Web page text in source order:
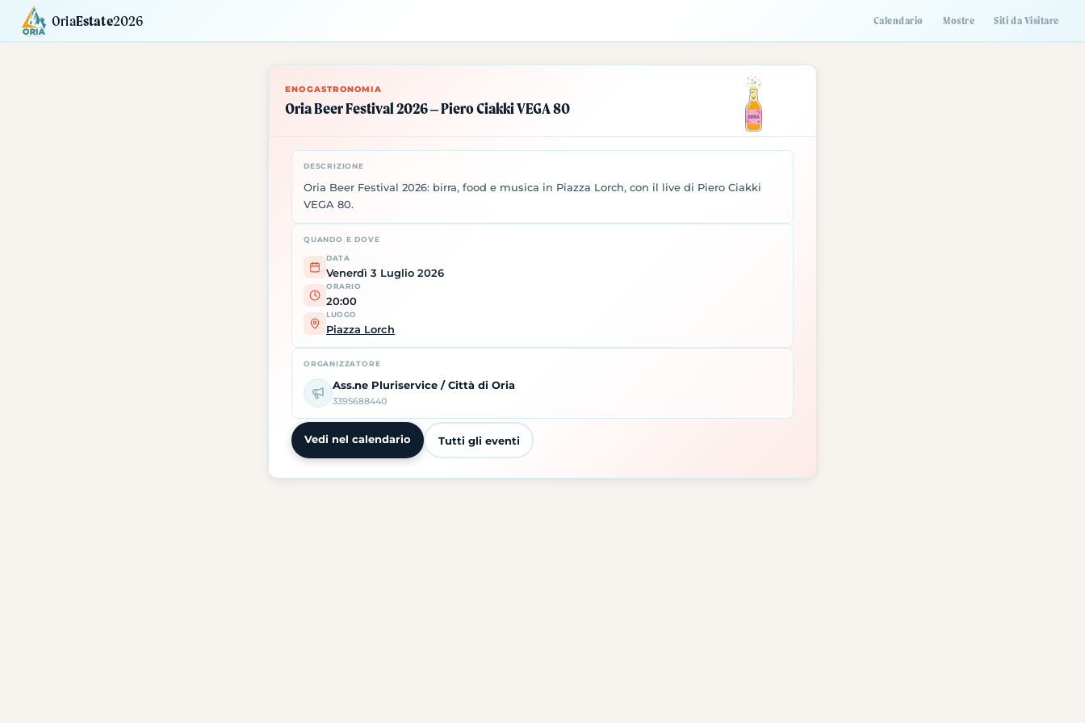
OriaEstate2026 Calendario Mostre Siti da Visitare
Calendario Mostre Siti da Visitare
ENOGASTRONOMIA
Oria Beer Festival 2026 – Piero Ciakki VEGA 80
DESCRIZIONE
Oria Beer Festival 2026: birra, food e musica in Piazza Lorch, con il live di Piero Ciakki
VEGA 80.
QUANDO E DOVE
DATA
Venerdì 3 Luglio 2026
ORARIO
20:00
LUOGO
Piazza Lorch
ORGANIZZATORE
Ass.ne Pluriservice / Città di Oria
3395688440
Vedi nel calendario Tutti gli eventi